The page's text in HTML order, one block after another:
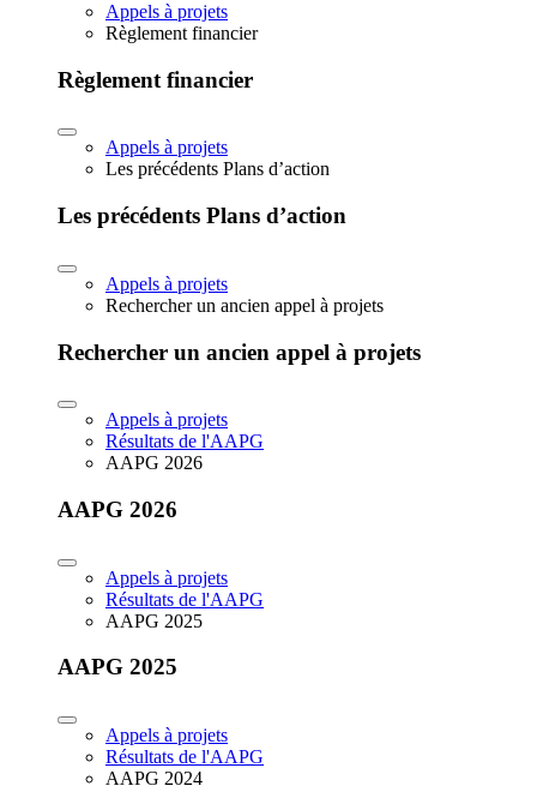
Appels à projets
Règlement financier
Règlement financier
Appels à projets
Les précédents Plans d’action
Les précédents Plans d’action
Appels à projets
Rechercher un ancien appel à projets
Rechercher un ancien appel à projets
Appels à projets
Résultats de l'AAPG
AAPG 2026
AAPG 2026
Appels à projets
Résultats de l'AAPG
AAPG 2025
AAPG 2025
Appels à projets
Résultats de l'AAPG
AAPG 2024